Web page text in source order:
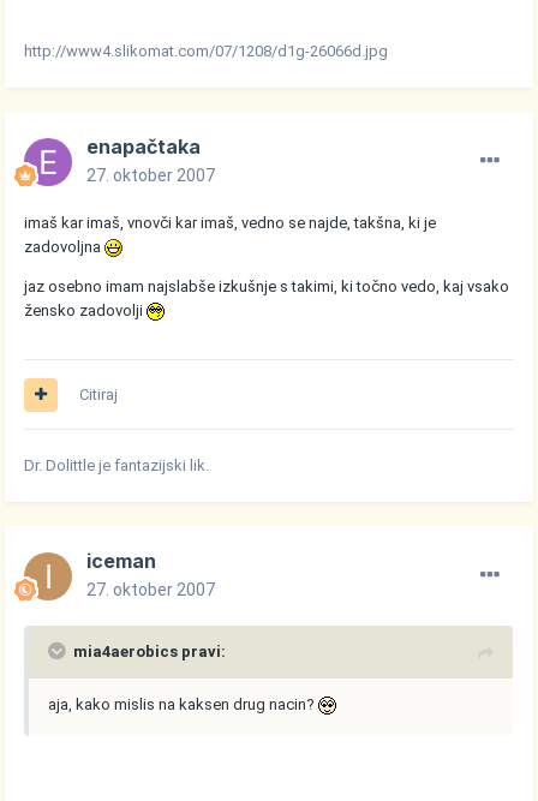
http://www4.slikomat.com/07/1208/d1g-26066d.jpg
enapačtaka
27. oktober 2007
imaš kar imaš, vnovči kar imaš, vedno se najde, takšna, ki je
zadovoljna
jaz osebno imam najslabše izkušnje s takimi, ki točno vedo, kaj vsako
žensko zadovolji
Citiraj
Dr. Dolittle je fantazijski lik.
iceman
27. oktober 2007
mia4aerobics pravi:
aja, kako mislis na kaksen drug nacin?